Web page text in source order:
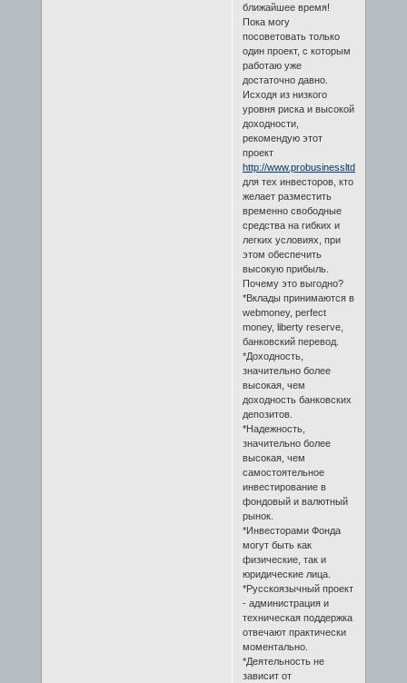
ближайшее время!
Пока могу
посоветовать только
один проект, с которым
работаю уже
достаточно давно.
Исходя из низкого
уровня риска и высокой
доходности,
рекомендую этот
проект
http://www.probusinessltd.com/
для тех инвесторов, кто
желает разместить
временно свободные
средства на гибких и
легких условиях, при
этом обеспечить
высокую прибыль.
Почему это выгодно?
*Вклады принимаются в
webmoney, perfect
money, liberty reserve,
банковский перевод.
*Доходность,
значительно более
высокая, чем
доходность банковских
депозитов.
*Надежность,
значительно более
высокая, чем
самостоятельное
инвестирование в
фондовый и валютный
рынок.
*Инвесторами Фонда
могут быть как
физические, так и
юридические лица.
*Русскоязычный проект
- администрация и
техническая поддержка
отвечают практически
моментально.
*Деятельность не
зависит от